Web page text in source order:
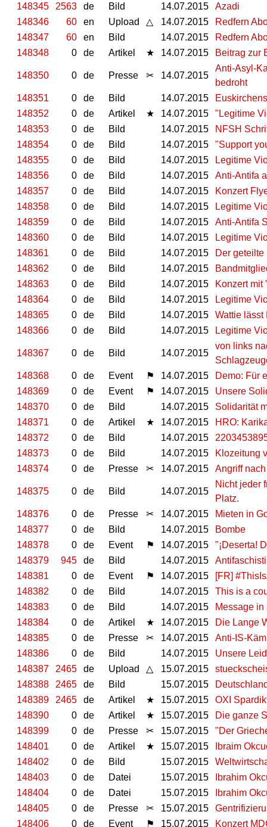
148345
2563 de Bild 14.07.2015
Azadi
148346
60 en Upload △ 14.07.2015
Redfern
148347
60 en Bild 14.07.2015
Redfern
148348
0 de Artikel ★ 14.07.2015 Beitrag zur
148350 0 de Presse ✂ 14.07.2015
Anti-Asyl-
bedroht
148351
0 de Bild 14.07.2015
148352
0 de Artikel ★ 14.07.2015
"Legitime
148353
0 de Bild 14.07.2015
NFSH
148354
0 de Bild 14.07.2015
"Support
148355
0 de Bild 14.07.2015
Legitime
148356
0 de Bild 14.07.2015
Anti-Antifa
148357
0 de Bild 14.07.2015
Konzert
148358
0 de Bild 14.07.2015
Legitime
148359
0 de Bild 14.07.2015
Anti-Antifa
148360
0 de Bild 14.07.2015
Legitime
148361
0 de Bild 14.07.2015
Der
148362
0 de Bild 14.07.2015
148363
0 de Bild 14.07.2015
Konzert mit
148364
0 de Bild 14.07.2015
Legitime
148365
0 de Bild 14.07.2015
Wattie
148366
0 de Bild 14.07.2015 Legitime
148367 0 de Bild 14.07.2015
von links
148368
0 de Event ⚑ 14.07.2015
Demo: Für
148369
0 de Event ⚑ 14.07.2015
Unsere
148370
0 de Bild 14.07.2015
Solidarität
148371
0 de Artikel ★ 14.07.2015
HRO:
148372
0 de Bild 14.07.2015
148373
0 de Bild 14.07.2015
Klozeitung
148374
0 de Presse ✂ 14.07.2015 Angriff
148375 0 de Bild 14.07.2015
Nicht jeder
Platz.
148376
0 de Presse ✂ 14.07.2015
Mieten in
148377
0 de Bild 14.07.2015
Bombe
148378
0 de Event ⚑ 14.07.2015
"¡Deserta!
148379
945 de Bild 14.07.2015
148381
0 de Event ⚑ 14.07.2015
[FR]
148382
0 de Bild 14.07.2015
This is a
148383
0 de Bild 14.07.2015
Message in
148384
0 de Artikel ★ 14.07.2015
Die Lange
148385
0 de Presse ✂ 14.07.2015
Anti-IS-
148386
0 de Bild 14.07.2015
Unsere
148387
2465 de Upload △ 15.07.2015
148388
2465 de Bild 15.07.2015
148389
2465 de Artikel ★ 15.07.2015
OXI
148390
0 de Artikel ★ 15.07.2015
Die ganze
148399
0 de Presse ✂ 15.07.2015
"Der
148401
0 de Artikel ★ 15.07.2015
Ibraim
148402
0 de Bild 15.07.2015
148403
0 de Datei 15.07.2015
Ibrahim
148404
0 de Datei 15.07.2015
Ibrahim
148405
0 de Presse ✂ 15.07.2015
148406
0 de Event ⚑ 15.07.2015 Konzert